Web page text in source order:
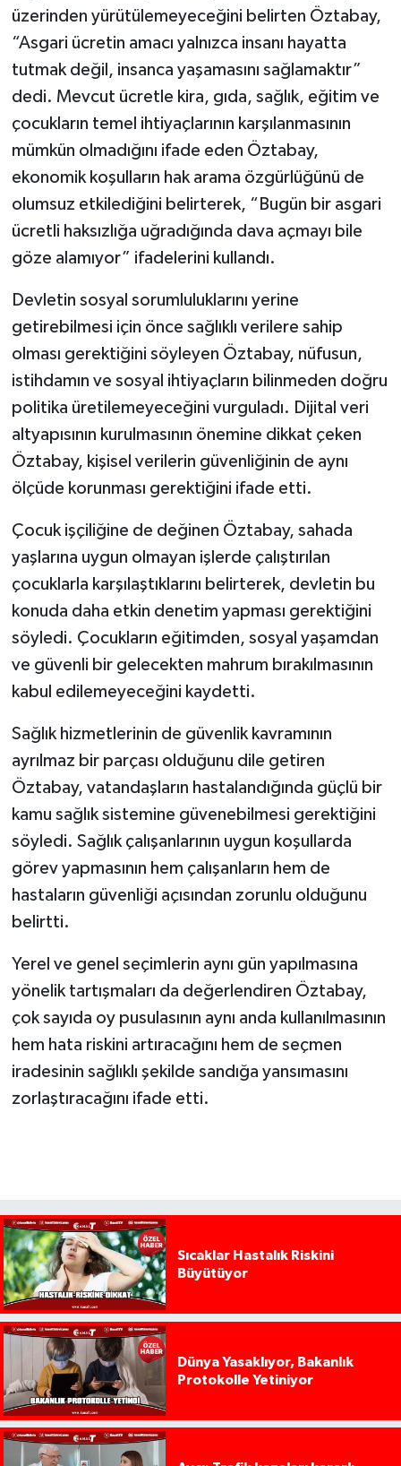
üzerinden yürütülemeyeceğini belirten Öztabay,
“Asgari ücretin amacı yalnızca insanı hayatta
tutmak değil, insanca yaşamasını sağlamaktır”
dedi. Mevcut ücretle kira, gıda, sağlık, eğitim ve
çocukların temel ihtiyaçlarının karşılanmasının
mümkün olmadığını ifade eden Öztabay,
ekonomik koşulların hak arama özgürlüğünü de
olumsuz etkilediğini belirterek, “Bugün bir asgari
ücretli haksızlığa uğradığında dava açmayı bile
göze alamıyor” ifadelerini kullandı.
Devletin sosyal sorumluluklarını yerine
getirebilmesi için önce sağlıklı verilere sahip
olması gerektiğini söyleyen Öztabay, nüfusun,
istihdamın ve sosyal ihtiyaçların bilinmeden doğru
politika üretilemeyeceğini vurguladı. Dijital veri
altyapısının kurulmasının önemine dikkat çeken
Öztabay, kişisel verilerin güvenliğinin de aynı
ölçüde korunması gerektiğini ifade etti.
Çocuk işçiliğine de değinen Öztabay, sahada
yaşlarına uygun olmayan işlerde çalıştırılan
çocuklarla karşılaştıklarını belirterek, devletin bu
konuda daha etkin denetim yapması gerektiğini
söyledi. Çocukların eğitimden, sosyal yaşamdan
ve güvenli bir gelecekten mahrum bırakılmasının
kabul edilemeyeceğini kaydetti.
Sağlık hizmetlerinin de güvenlik kavramının
ayrılmaz bir parçası olduğunu dile getiren
Öztabay, vatandaşların hastalandığında güçlü bir
kamu sağlık sistemine güvenebilmesi gerektiğini
söyledi. Sağlık çalışanlarının uygun koşullarda
görev yapmasının hem çalışanların hem de
hastaların güvenliği açısından zorunlu olduğunu
belirtti.
Yerel ve genel seçimlerin aynı gün yapılmasına
yönelik tartışmaları da değerlendiren Öztabay,
çok sayıda oy pusulasının aynı anda kullanılmasının
hem hata riskini artıracağını hem de seçmen
iradesinin sağlıklı şekilde sandığa yansımasını
zorlaştıracağını ifade etti.
Sıcaklar Hastalık Riskini
Büyütüyor
Dünya Yasaklıyor, Bakanlık
Protokolle Yetiniyor